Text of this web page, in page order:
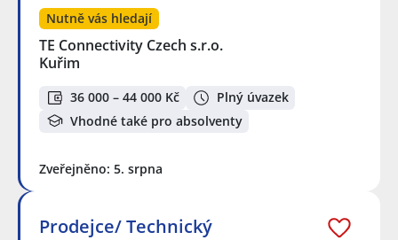
Nutně vás hledají
TE Connectivity Czech s.r.o.
Kuřim
36 000 – 44 000 Kč
Plný úvazek
Vhodné také pro absolventy
Zveřejněno: 5. srpna
Prodejce/ Technický